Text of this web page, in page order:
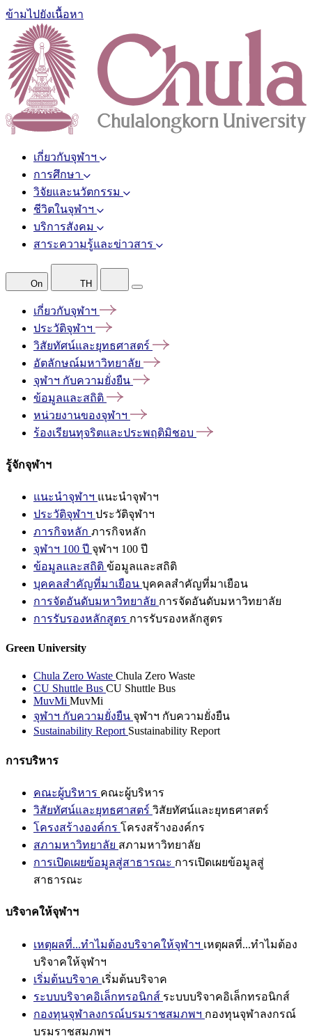
ข้ามไปยังเนื้อหา
เกี่ยวกับจุฬาฯ
การศึกษา
วิจัยและนวัตกรรม
ชีวิตในจุฬาฯ
บริการสังคม
สาระความรู้และข่าวสาร
On TH
เกี่ยวกับจุฬาฯ
ประวัติจุฬาฯ
วิสัยทัศน์และยุทธศาสตร์
อัตลักษณ์มหาวิทยาลัย
จุฬาฯ กับความยั่งยืน
ข้อมูลและสถิติ
หน่วยงานของจุฬาฯ
ร้องเรียนทุจริตและประพฤติมิชอบ
รู้จักจุฬาฯ
แนะนำจุฬาฯ แนะนำจุฬาฯ
ประวัติจุฬาฯ ประวัติจุฬาฯ
ภารกิจหลัก ภารกิจหลัก
จุฬาฯ 100 ปี จุฬาฯ 100 ปี
ข้อมูลและสถิติ ข้อมูลและสถิติ
บุคคลสำคัญที่มาเยือน บุคคลสำคัญที่มาเยือน
การจัดอันดับมหาวิทยาลัย การจัดอันดับมหาวิทยาลัย
การรับรองหลักสูตร การรับรองหลักสูตร
Green University
Chula Zero Waste Chula Zero Waste
CU Shuttle Bus CU Shuttle Bus
MuvMi MuvMi
จุฬาฯ กับความยั่งยืน จุฬาฯ กับความยั่งยืน
Sustainability Report Sustainability Report
การบริหาร
คณะผู้บริหาร คณะผู้บริหาร
วิสัยทัศน์และยุทธศาสตร์ วิสัยทัศน์และยุทธศาสตร์
โครงสร้างองค์กร โครงสร้างองค์กร
สภามหาวิทยาลัย สภามหาวิทยาลัย
การเปิดเผยข้อมูลสู่สาธารณะ การเปิดเผยข้อมูลสู่
สาธารณะ
บริจาคให้จุฬาฯ
เหตุผลที่...ทำไมต้องบริจาคให้จุฬาฯ เหตุผลที่...ทำไมต้อง
บริจาคให้จุฬาฯ
เริ่มต้นบริจาค เริ่มต้นบริจาค
ระบบบริจาคอิเล็กทรอนิกส์ ระบบบริจาคอิเล็กทรอนิกส์
กองทุนจุฬาลงกรณ์บรมราชสมภพฯ กองทุนจุฬาลงกรณ์
บรมราชสมภพฯ